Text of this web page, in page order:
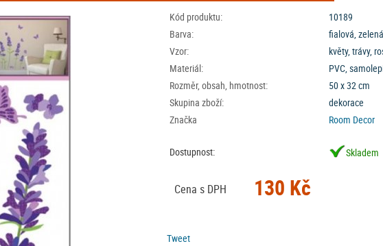
Kód produktu:
10189
Barva:
fialová, zelená
Vzor:
květy, trávy,
Materiál:
PVC,
Rozměr, obsah, hmotnost:
50 x 32 cm
Skupina zboží:
dekorace
Značka
Room Decor
Dostupnost: Skladem
Cena s DPH 130 Kč
Tweet